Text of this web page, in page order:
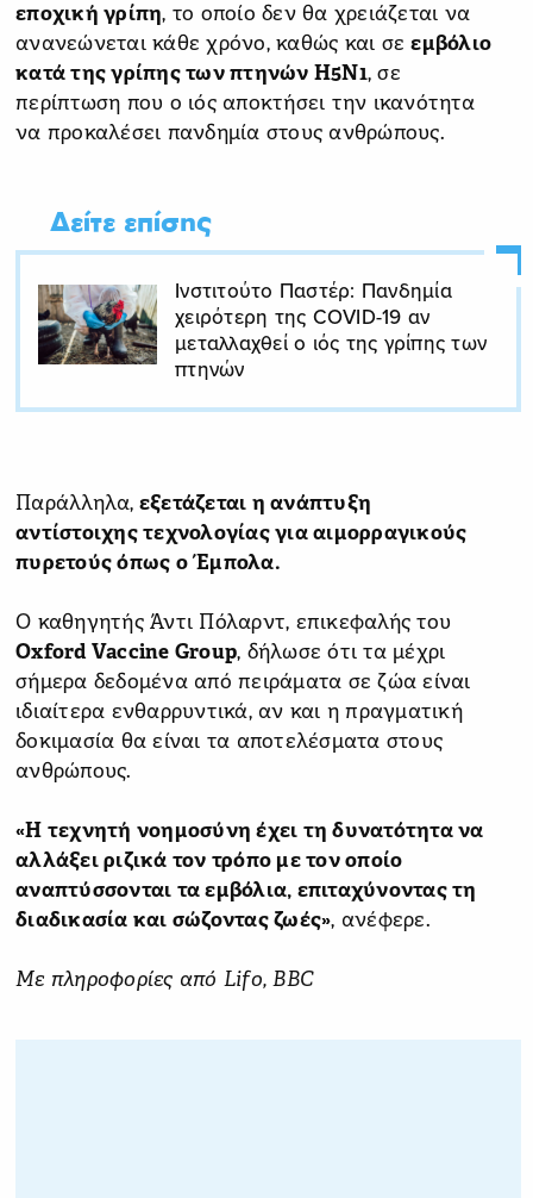
εποχική γρίπη, το οποίο δεν θα χρειάζεται να
ανανεώνεται κάθε χρόνο, καθώς και σεεμβόλιο
κατά της γρίπης των πτηνών H5N1, σε
περίπτωση που ο ιός αποκτήσει την ικανότητα
να προκαλέσει πανδημία στους ανθρώπους.
Δείτε επίσης
Ινστιτούτο Παστέρ: Πανδημία
χειρότερη της COVID-19 αν
μεταλλαχθεί ο ιός της γρίπης των
πτηνών
Παράλληλα, εξετάζεται η ανάπτυξη
αντίστοιχης τεχνολογίας για αιμορραγικούς
πυρετούς όπως ο Έμπολα.
Ο καθηγητής Άντι Πόλαρντ, επικεφαλής του
Oxford Vaccine Group, δήλωσε ότι τα μέχρι
σήμερα δεδομένα από πειράματα σε ζώα είναι
ιδιαίτερα ενθαρρυντικά, αν και η πραγματική
δοκιμασία θα είναι τα αποτελέσματα στους
ανθρώπους.
«Η τεχνητή νοημοσύνη έχει τη δυνατότητα να
αλλάξει ριζικά τον τρόπο με τον οποίο
αναπτύσσονται τα εμβόλια, επιταχύνοντας τη
διαδικασία και σώζοντας ζωές», ανέφερε.
Με πληροφορίες από Lifo, BBC